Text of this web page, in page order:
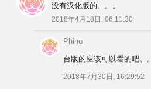
没有汉化版的。。。
2018年4月18日, 06:11:30
Phino
台版的应该可以看的吧。。
2018年7月30日, 16:29:52